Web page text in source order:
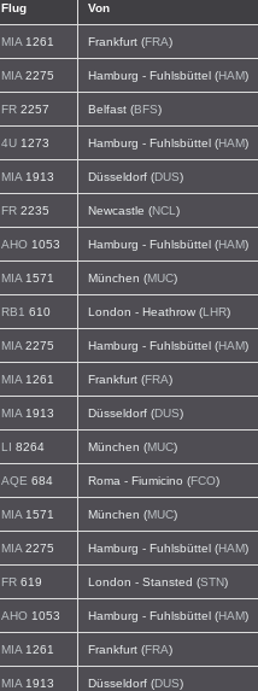
Flug Von
MIA 1261 Frankfurt (FRA)
MIA 2275 Hamburg - Fuhlsbüttel (HAM)
FR 2257 Belfast (BFS)
4U 1273 Hamburg - Fuhlsbüttel (HAM)
MIA 1913 Düsseldorf (DUS)
FR 2235 Newcastle (NCL )
AHO 1053 Hamburg - Fuhlsbüttel (HAM)
MIA 1571 München (MUC)
RB1 610 London - Heathrow (LHR)
MIA 2275 Hamburg - Fuhlsbüttel (HAM)
MIA 1261 Frankfurt (FRA)
MIA 1913 Düsseldorf (DUS)
LI 8264 München (MUC)
AQE 684 Roma - Fiumicino (FCO)
MIA 1571 München (MUC)
MIA 2275 Hamburg - Fuhlsbüttel (HAM)
FR 619 London - Stansted (STN)
AHO 1053 Hamburg - Fuhlsbüttel (HAM)
MIA 1261 Frankfurt (FRA)
MIA 1913 Düsseldorf (DUS)